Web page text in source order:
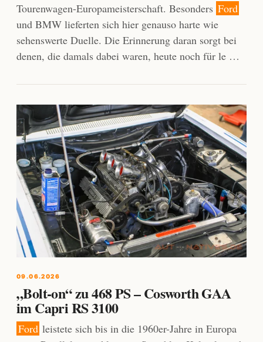
Tourenwagen-Europameisterschaft. Besonders Ford
und BMW lieferten sich hier genauso harte wie
sehenswerte Duelle. Die Erinnerung daran sorgt bei
denen, die damals dabei waren, heute noch für le …
09.06.2026
„Bolt-on“ zu 468 PS – Cosworth GAA
im Capri RS 3100
Ford leistete sich bis in die 1960er-Jahre in Europa